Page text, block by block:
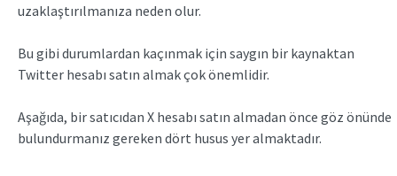
uzaklaştırılmanıza neden olur.
Bu gibi durumlardan kaçınmak için saygın bir kaynaktan
Twitter hesabı satın almak çok önemlidir.
Aşağıda, bir satıcıdan X hesabı satın almadan önce göz önünde
bulundurmanız gereken dört husus yer almaktadır.